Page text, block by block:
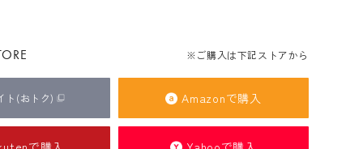
私たちの想い 私たちが作っています
※ご購入は下記ストアから
ト (おトク) Amazonで購入